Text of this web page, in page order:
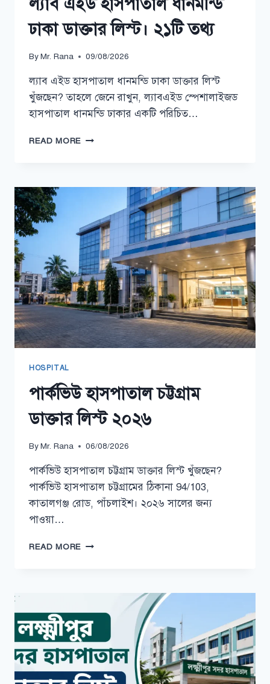
ঢাকা ডাক্তার লিস্ট। ২১টি তথ্য
ByMr. Rana 09/08/2026
ল্যাব এইড হাসপাতাল ধানমন্ডি ঢাকা ডাক্তার লিস্ট
খুঁজছেন? তাহলে জেনে রাখুন, ল্যাবএইড স্পেশালাইজড
হাসপাতাল ধানমন্ডি ঢাকার একটি পরিচিত…
READ MORE ল্যাব
ঢাকা
২১টি
তথ্য
HOSPITAL
পার্কভিউ হাসপাতাল চট্টগ্রাম
ডাক্তার লিস্ট ২০২৬
ByMr. Rana 06/08/2026
পার্কভিউ হাসপাতাল চট্টগ্রাম ডাক্তার লিস্ট খুঁজছেন?
পার্কভিউ হাসপাতাল চট্টগ্রামের ঠিকানা 94/103,
কাতালগঞ্জ রোড, পাঁচলাইশ। ২০২৬ সালের জন্য
পাওয়া…
READ MORE পার্কভিউ